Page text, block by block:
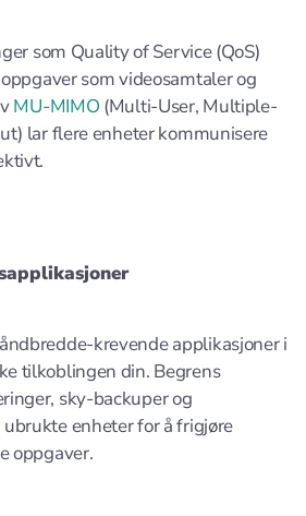
som Quality of Service (QoS)
som videosamtaler og
MU-MIMO (Multi-User, Multiple-
lar flere enheter kommunisere
krevende applikasjoner i
tilkoblingen din. Begrens
sky-backuper og
enheter for å frigjøre
oppgaver.